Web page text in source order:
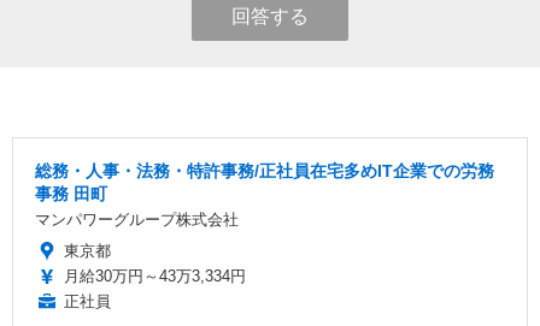
回答する
総務・人事・法務・特許事務/正社員在宅多めIT企業での労務
事務 田町
マンパワーグループ株式会社
東京都
月給30万円～43万3,334円
正社員